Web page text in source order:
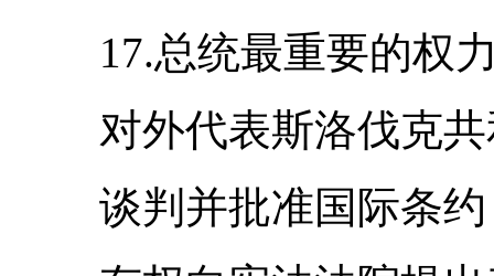
17.总统最重要的权
对外代表斯洛伐克
谈判并批准国际条